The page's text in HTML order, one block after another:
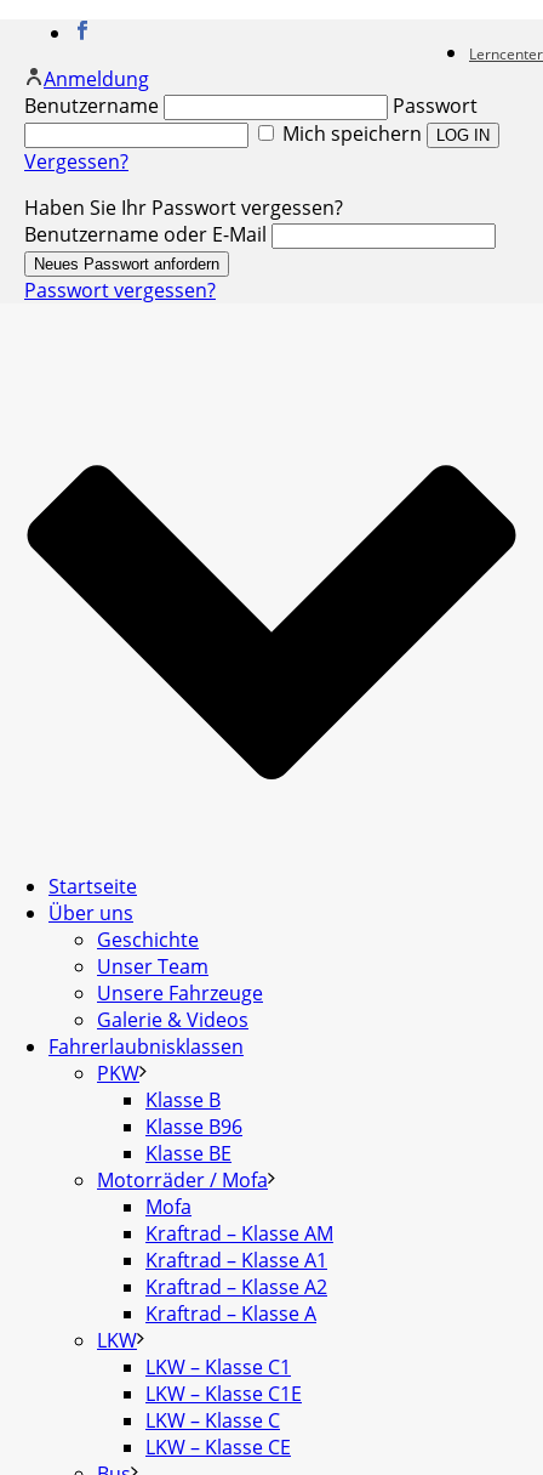
Lerncenter
Anmeldung
Benutzername
Passwort
Mich speichern
Vergessen?
Haben Sie Ihr Passwort vergessen?
Benutzername oder E-Mail
Passwort vergessen?
Startseite
Über uns
Geschichte
Unser Team
Unsere Fahrzeuge
Galerie & Videos
Fahrerlaubnisklassen
PKW
Klasse B
Klasse B96
Klasse BE
Motorräder / Mofa
Mofa
Kraftrad – Klasse AM
Kraftrad – Klasse A1
Kraftrad – Klasse A2
Kraftrad – Klasse A
LKW
LKW – Klasse C1
LKW – Klasse C1E
LKW – Klasse C
LKW – Klasse CE